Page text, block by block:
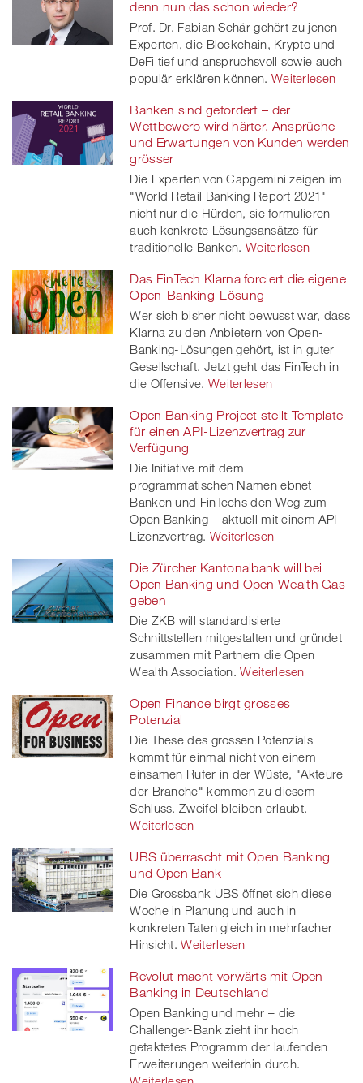
denn nun das schon wieder?
Prof. Dr. Fabian Schär gehört zu jenen
Experten, die Blockchain, Krypto und
DeFi tief und anspruchsvoll sowie auch
populär erklären können. Weiterlesen
Banken sind gefordert – der
Wettbewerb wird härter, Ansprüche
und Erwartungen von Kunden werden
grösser
Die Experten von Capgemini zeigen im
"World Retail Banking Report 2021"
nicht nur die Hürden, sie formulieren
auch konkrete Lösungsansätze für
traditionelle Banken. Weiterlesen
Das FinTech Klarna forciert die eigene
Open-Banking-Lösung
Wer sich bisher nicht bewusst war, dass
Klarna zu den Anbietern von Open-
Banking-Lösungen gehört, ist in guter
Gesellschaft. Jetzt geht das FinTech in
die Offensive. Weiterlesen
Open Banking Project stellt Template
für einen API-Lizenzvertrag zur
Verfügung
Die Initiative mit dem
programmatischen Namen ebnet
Banken und FinTechs den Weg zum
Open Banking – aktuell mit einem API-
Lizenzvertrag. Weiterlesen
Die Zürcher Kantonalbank will bei
Open Banking und Open Wealth Gas
geben
Die ZKB will standardisierte
Schnittstellen mitgestalten und gründet
zusammen mit Partnern die Open
Wealth Association. Weiterlesen
Open Finance birgt grosses
Potenzial
Die These des grossen Potenzials
kommt für einmal nicht von einem
einsamen Rufer in der Wüste, "Akteure
der Branche" kommen zu diesem
Schluss. Zweifel bleiben erlaubt.
Weiterlesen
UBS überrascht mit Open Banking
und Open Bank
Die Grossbank UBS öffnet sich diese
Woche in Planung und auch in
konkreten Taten gleich in mehrfacher
Hinsicht. Weiterlesen
Revolut macht vorwärts mit Open
Banking in Deutschland
Open Banking und mehr – die
Challenger-Bank zieht ihr hoch
getaktetes Programm der laufenden
Erweiterungen weiterhin durch.